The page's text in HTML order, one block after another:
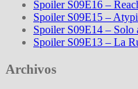
Spoiler S09E16 –
Spoiler S09E15 –
Spoiler S09E14 – Solo
Spoiler S09E13 – La
Archivos